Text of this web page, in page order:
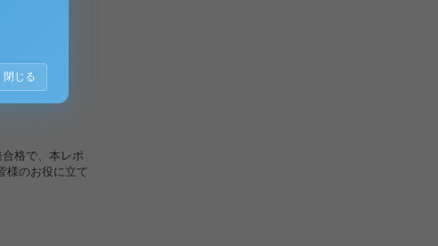
格で、本レポ
様のお役に立て
閉じる